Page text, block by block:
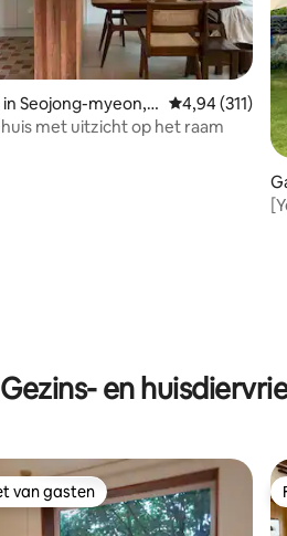
van 4,92 op 5, 209 recensies
Seojong-myeon, Y
gun
Gemiddelde
4,94 (311)
met uitzicht op het raam
Gezins- en
van gasten
van gasten